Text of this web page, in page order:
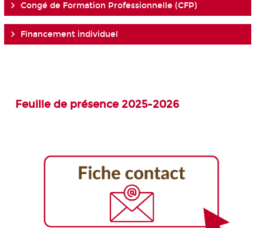
Congé de Formation Professionnelle (CFP)
Financement individuel
Feuille de présence 2025-2026